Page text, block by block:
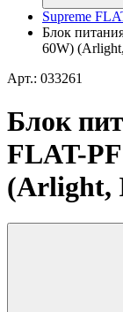
Supreme
Блок
60W)
Арт.: 033261
Блок
FLAT-
(Arlight,